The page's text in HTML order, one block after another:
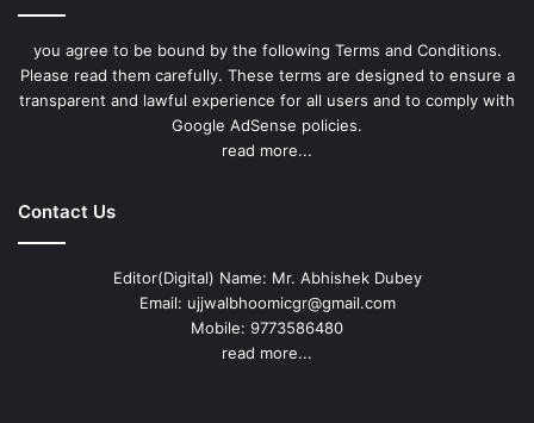
you agree to be bound by the following Terms and Conditions.
Please read them carefully. These terms are designed to ensure a
transparent and lawful experience for all users and to comply with
Google AdSense policies.
read more...
Contact Us
Editor(Digital) Name: Mr. Abhishek Dubey
Email: ujjwalbhoomicgr@gmail.com
Mobile: 9773586480
read more...